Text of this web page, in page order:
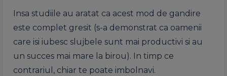
Insa studiile au aratat ca acest mod de gandire
este complet gresit (s-a demonstrat ca oamenii
care isi iubesc slujbele sunt mai productivi si au
un succes mai mare la birou). In timp ce
contrariul, chiar te poate imbolnavi.